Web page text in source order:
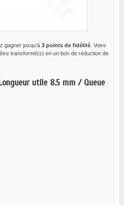
gagner jusqu'à 3 points de fidélité . Votre
transformé(s) en un bon de réduction de
utile 8.5 mm / Queue